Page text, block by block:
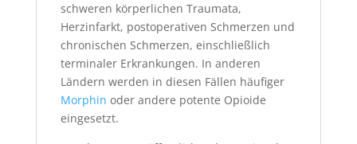
schweren körperlichen Traumata,
Herzinfarkt, postoperativen Schmerzen und
chronischen Schmerzen, einschließlich
terminaler Erkrankungen. In anderen
Ländern werden in diesen Fällen häufiger
Morphin oder andere potente Opioide
eingesetzt.